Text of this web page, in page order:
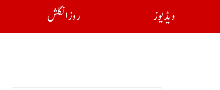
ویڈیوز روز انگلش